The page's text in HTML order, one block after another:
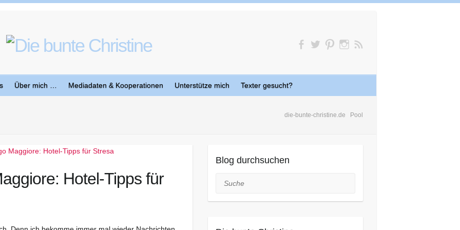
Über mich … Mediadaten & Kooperationen Unterstütze mich Texter gesucht?
die-bunte-christine.de Pool
Hotel-Tipps für
Blog durchsuchen
Suche